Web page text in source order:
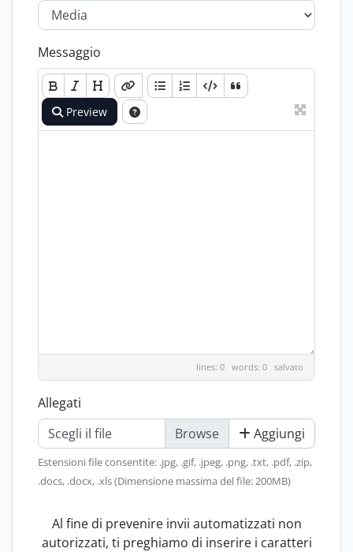
Messaggio
Preview
lines: 0 words: 0 salvato
Allegati
Scegli il file
Aggiungi
Estensioni file consentite: .jpg, .gif, .jpeg, .png, .txt, .pdf, .zip,
.docs, .docx, .xls (Dimensione massima del file: 200MB)
Al fine di prevenire invii automatizzati non
autorizzati, ti preghiamo di inserire i caratteri